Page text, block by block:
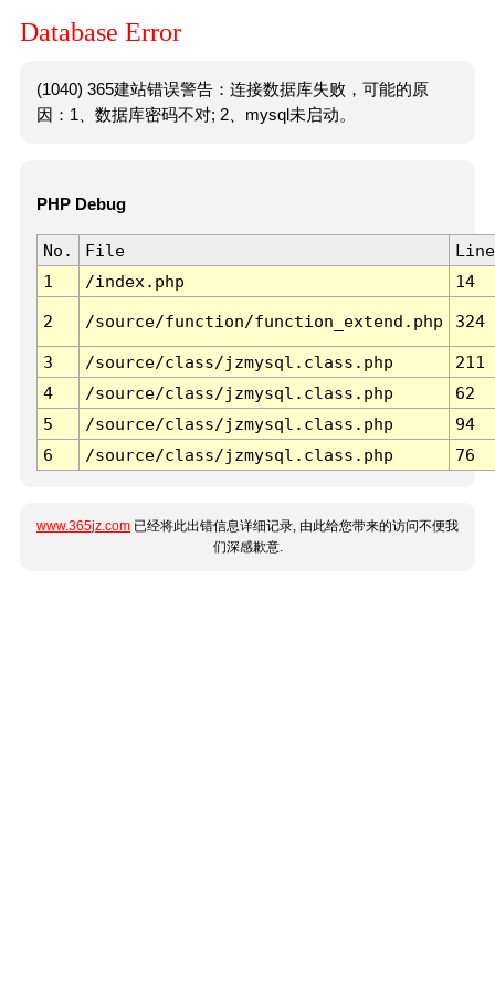
Database Error
(1040) 365建站错误警告：连接数据库失败，可能的原
因：1、数据库密码不对; 2、mysql未启动。
PHP Debug
No. File
Line
1
/index.php 14
2 /source/function/function_extend.php 324
3 /source/class/jzmysql.class.php
211
4
/source/class/jzmysql.class.php
62
5
/source/class/jzmysql.class.php
94
6
/source/class/jzmysql.class.php 76
www.365jz.com 已经将此出错信息详细记录, 由此给您带来的访问不便我
们深感歉意.